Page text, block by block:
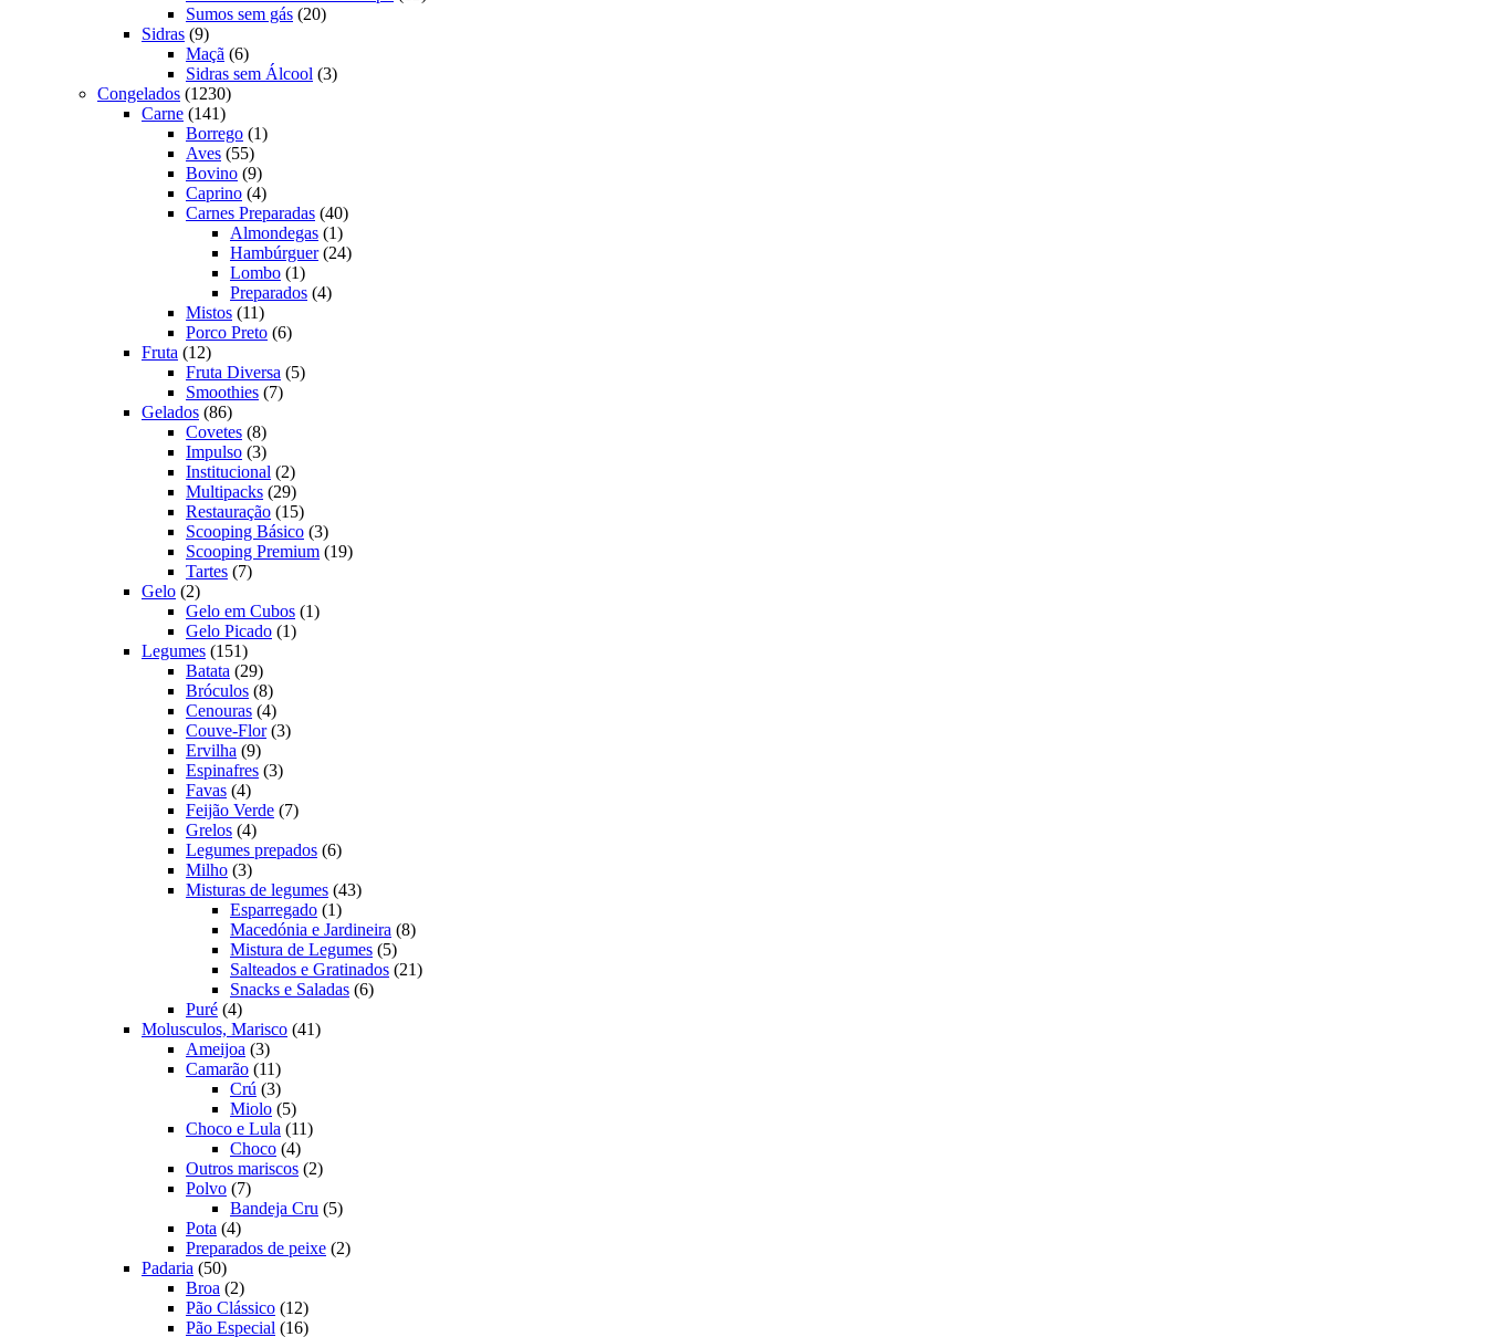
Sumos sem gás 2020
Sidras 99
produtos
Maçã 66
produtos
Sidras sem Álcool 33
Congelados 12301230
produtos
Carne 141141
produtos
Borrego 11
Aves 5555
produtos
Bovino 99
produtos
Caprino 44
produtos
Carnes Preparadas 4040
produtos
Almondegas 11
produto
Hambúrguer 2424
Lombo 11
produto
Preparados 44
Mistos 1111
produtos
Porco Preto 66
Fruta 1212
produtos
Fruta Diversa 55
Smoothies 77
Gelados 8686
produtos
Covetes 88
produtos
Impulso 33
produtos
Institucional 22
produtos
Multipacks 2929
produtos
Restauração 1515
produtos
Scooping Básico 33
produtos
Scooping Premium 1919
Tartes 77
Gelo 22
produtos
Gelo em Cubos 11
Gelo Picado 11
Legumes 151151
produtos
Batata 2929
produtos
Bróculos 88
produtos
Cenouras 44
produtos
Couve-Flor 33
Ervilha 99
produtos
Espinafres 33
Favas 44
produtos
Feijão Verde 77
Grelos 44
produtos
Legumes prepados 66
Milho 33
produtos
Misturas de legumes 4343
Esparregado 11
produto
Macedónia e Jardineira 88
Mistura de Legumes 55
produtos
Salteados e Gratinados 2121
Snacks e Saladas 66
Puré 44
produtos
Molusculos, Marisco 4141
Ameijoa 33
produtos
Camarão 1111
produtos
Crú 33
produtos
Miolo 55
produtos
Choco e Lula 1111
Choco 44
produtos
Outros mariscos 22
Polvo 77
produtos
Bandeja Cru 55
Pota 44
produtos
Preparados de peixe 22
Padaria 5050
produtos
Broa 22
produtos
Pão Clássico 1212
produtos
Pão Especial 1616